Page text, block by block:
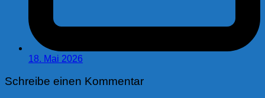
18. Mai 2026
Schreibe einen Kommentar